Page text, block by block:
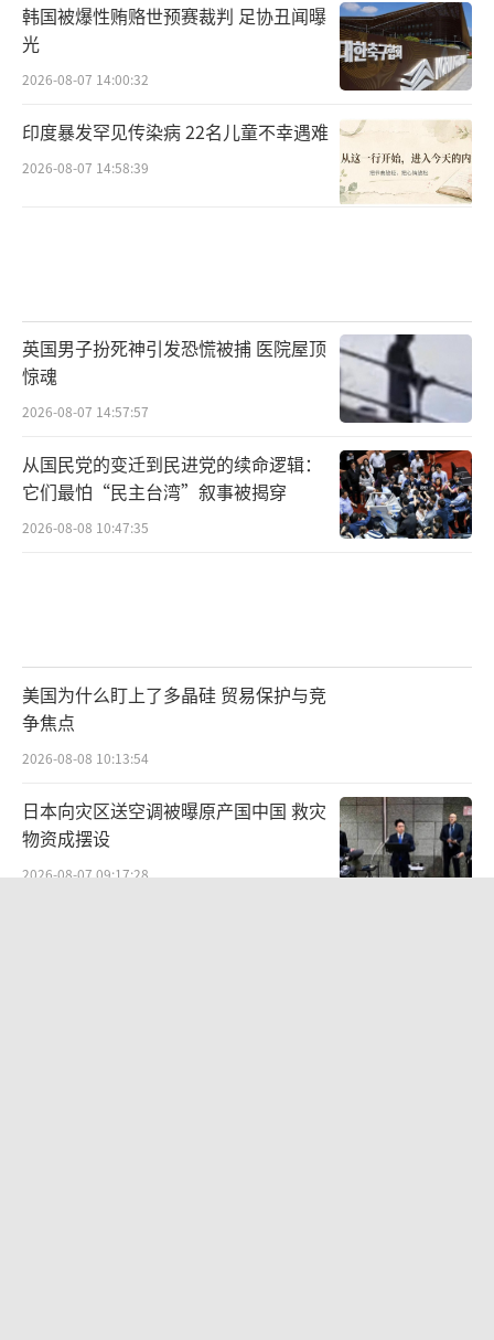
韩国被爆性贿赂世预赛裁判 足协丑闻曝
光
2026-08-07 14:00:32
印度暴发罕见传染病 22名儿童不幸遇难
2026-08-07 14:58:39
英国男子扮死神引发恐慌被捕 医院屋顶
惊魂
2026-08-07 14:57:57
从国民党的变迁到民进党的续命逻辑：
它们最怕“民主台湾”叙事被揭穿
2026-08-08 10:47:35
美国为什么盯上了多晶硅 贸易保护与竞
争焦点
2026-08-08 10:13:54
日本向灾区送空调被曝原产国中国 救灾
物资成摆设
2026-08-07 09:17:28